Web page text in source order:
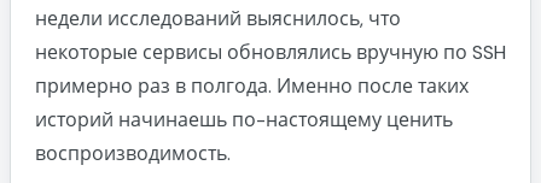
недели исследований выяснилось, что
некоторые сервисы обновлялись вручную по SSH
примерно раз в полгода. Именно после таких
историй начинаешь по-настоящему ценить
воспроизводимость.